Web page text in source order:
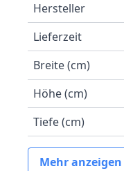
Hersteller
Lieferzeit
Breite (cm)
Höhe (cm)
Tiefe (cm)
Mehr